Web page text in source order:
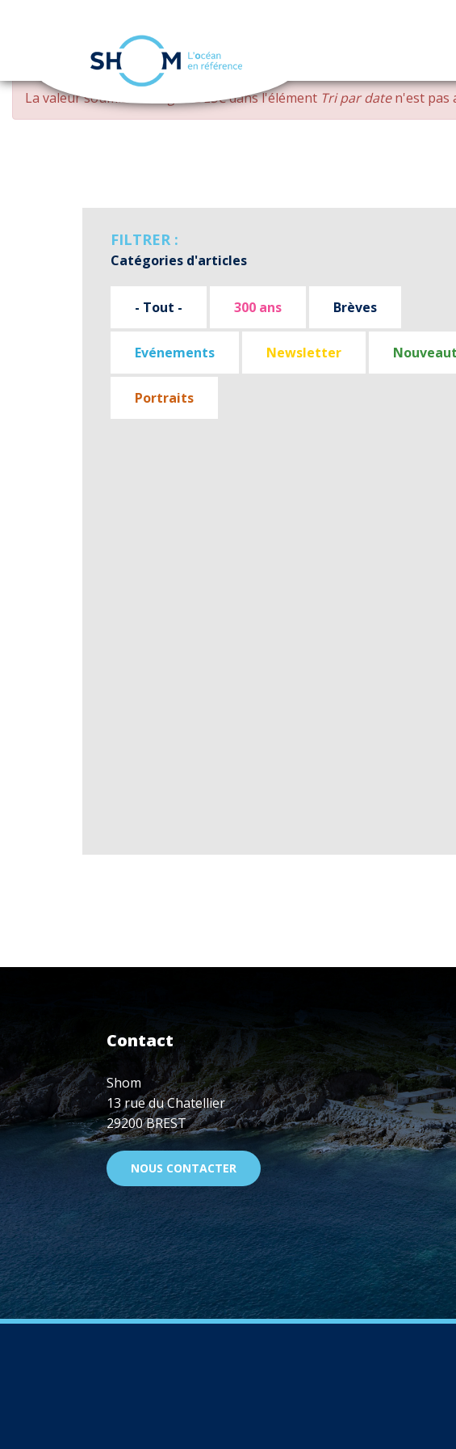
Aller
contenu
MESSAGE
D'ERREUR
La valeur soumise changed DESCdans l'élément Tri par daten'est pas
FILTRER :
Catégories d'articles
- Tout - 300 ans Brèves
Evénements Newsletter
Portraits
Contact
Shom
13 rue du Chatellier
29200 BREST
NOUS CONTACTER